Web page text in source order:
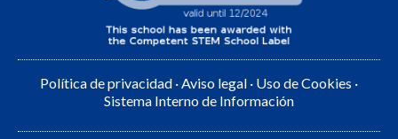
Política de privacidad ·Aviso legal · Uso de Cookies ·
Sistema Interno de Información